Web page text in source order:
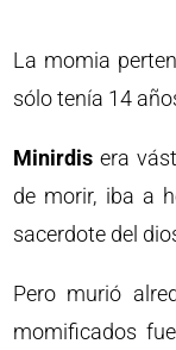
La momia
sólo tenía 14
Minirdis era
de morir, iba a
sacerdote del
Pero murió
momificados